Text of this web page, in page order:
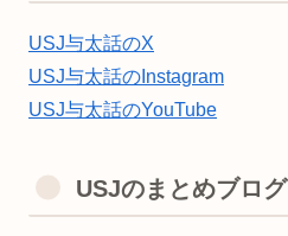
USJ与太話のX
USJ与太話のInstagram
USJ与太話のYouTube
USJのまとめブログ